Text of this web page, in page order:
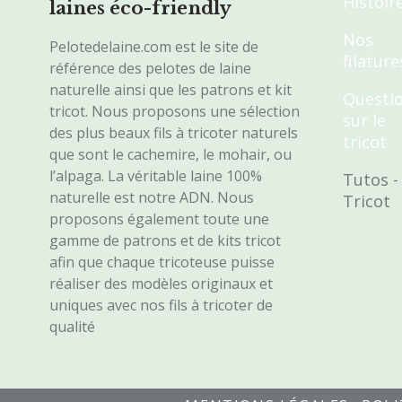
laines éco-friendly
Pelotedelaine.com est le site de
référence des pelotes de laine
naturelle ainsi que les patrons et kit
tricot. Nous proposons une sélection
des plus beaux fils à tricoter naturels
que sont le cachemire, le mohair, ou
l’alpaga. La véritable laine 100%
naturelle est notre ADN. Nous
proposons également toute une
gamme de patrons et de kits tricot
afin que chaque tricoteuse puisse
réaliser des modèles originaux et
uniques avec nos fils à tricoter de
qualité
Nos
sur le
tricot
Tutos -
Tricot